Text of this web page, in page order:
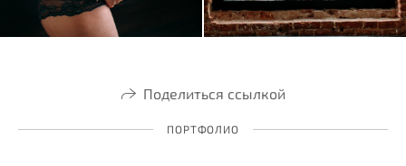
Поделиться ссылкой
ПОРТФОЛИО